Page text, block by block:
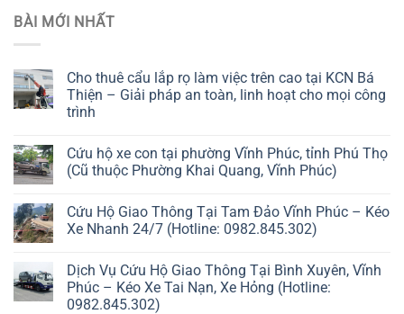
BÀI MỚI NHẤT
Cho thuê cẩu lắp rọ làm việc trên cao tại KCN Bá
Thiện – Giải pháp an toàn, linh hoạt cho mọi công
trình
Cứu hộ xe con tại phường Vĩnh Phúc, tỉnh Phú Thọ
(Cũ thuộc Phường Khai Quang, Vĩnh Phúc)
Cứu Hộ Giao Thông Tại Tam Đảo Vĩnh Phúc – Kéo
Xe Nhanh 24/7 (Hotline: 0982.845.302)
Dịch Vụ Cứu Hộ Giao Thông Tại Bình Xuyên, Vĩnh
Phúc – Kéo Xe Tai Nạn, Xe Hỏng (Hotline:
0982.845.302)